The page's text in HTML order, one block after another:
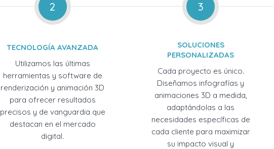
2
TECNOLOGÍA AVANZADA
Utilizamos las últimas
herramientas y software de
renderización y animación 3D
para ofrecer resultados
precisos y de vanguardia que
destacan en el mercado
digital.
3
SOLUCIONES
PERSONALIZADAS
Cada proyecto es único.
Diseñamos infografías y
animaciones 3D a medida,
adaptándolas a las
necesidades específicas de
cada cliente para maximizar
su impacto visual y